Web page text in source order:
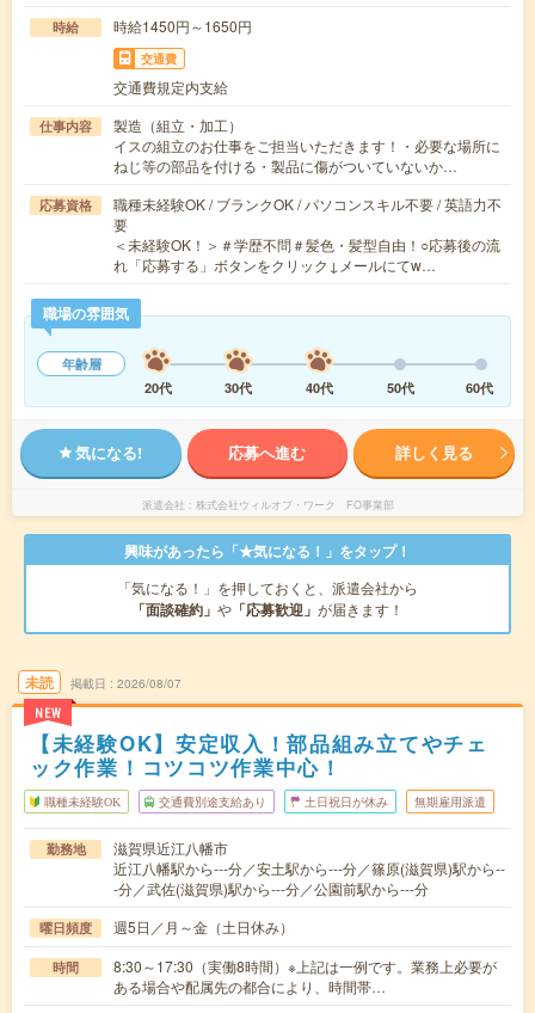
時給 時給1450円～1650円
交通費
交通費規定内支給
仕事内容
製造（組立・加工）
イスの組立のお仕事をご担当いただきます！・必要な場所に
ねじ等の部品を付ける・製品に傷がついていないか…
応募資格
職種未経験OK / ブランクOK / パソコンスキル不要 / 英語力不
要
＜未経験OK！＞＃学歴不問＃髪色・髪型自由！○応募後の流
れ「応募する」ボタンをクリック↓メールにてw…
職場の雰囲気
年齢層
20代
30代 40代 50代 60代
気になる! 応募へ進む 詳しく見る
派遣会社 株式会社ウィルオブ・ワーク FO事業部
興味があったら「★気になる！」をタップ！
「気になる！」を押しておくと、派遣会社から
「面談確約」 や 「応募歓迎」 が届きます！
未読
NEW
掲載日 2026/08/07
【未経験OK】安定収入！部品組み立てやチェ
ック作業！コツコツ作業中心！
職種未経験OK 交通費別途支給あり 土日祝日が休み 無期雇用派遣
勤務地
滋賀県近江八幡市
近江八幡駅から---分／安土駅から---分／篠原(滋賀県)駅から--
-分／武佐(滋賀県)駅から---分／公園前駅から---分
曜日頻度 週5日／月～金（土日休み）
時間
8:30～17:30（実働8時間）※上記は一例です。業務上必要が
ある場合や配属先の都合により、時間帯…